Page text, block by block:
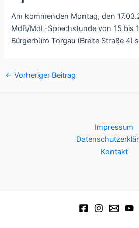
Am kommenden Montag, den
MdB/MdL-Sprechstunde von 15 bis
Bürgerbüro Torgau (Breite Straße 4)
Post
← Vorheriger Beitrag
Impressum
Kontakt